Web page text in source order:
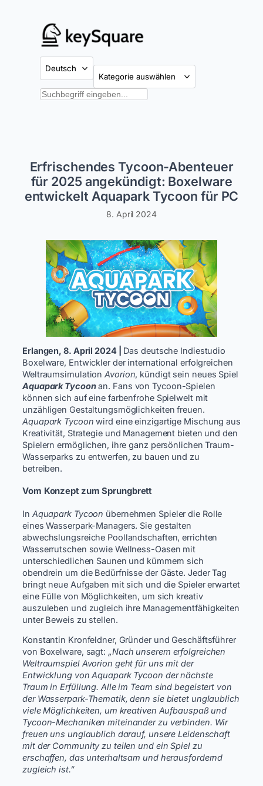
Suchen
Erfrischendes Tycoon-Abenteuer
für 2025 angekündigt: Boxelware
entwickelt Aquapark Tycoon für PC
8. April 2024
Erlangen, 8. April 2024 |
Das deutsche Indiestudio
Boxelware, Entwickler der international erfolgreichen
WeltraumsimulationAvorion, kündigt sein neues Spiel
Aquapark Tycoonan. Fans von Tycoon-Spielen
können sich auf eine farbenfrohe Spielwelt mit
unzähligen Gestaltungsmöglichkeiten freuen.
Aquapark Tycoonwird eine einzigartige Mischung aus
Kreativität, Strategie und Management bieten und den
Spielern ermöglichen, ihre ganz persönlichen Traum-
Wasserparks zu entwerfen, zu bauen und zu
betreiben.
Vom Konzept zum Sprungbrett
In Aquapark Tycoon übernehmen Spieler die Rolle
eines Wasserpark-Managers. Sie gestalten
abwechslungsreiche Poollandschaften, errichten
Wasserrutschen sowie Wellness-Oasen mit
unterschiedlichen Saunen und kümmern sich
obendrein um die Bedürfnisse der Gäste. Jeder Tag
bringt neue Aufgaben mit sich und die Spieler erwartet
eine Fülle von Möglichkeiten, um sich kreativ
auszuleben und zugleich ihre Managementfähigkeiten
unter Beweis zu stellen.
Konstantin Kronfeldner, Gründer und Geschäftsführer
von Boxelware, sagt: „Nach unserem erfolgreichen
Weltraumspiel Avorion geht für uns mit der
Entwicklung von Aquapark Tycoon der nächste
Traum in Erfüllung. Alle im Team sind begeistert von
der Wasserpark-Thematik, denn sie bietet unglaublich
viele Möglichkeiten, um kreativen Aufbauspaß und
Tycoon-Mechaniken miteinander zu verbinden. Wir
freuen uns unglaublich darauf, unsere Leidenschaft
mit der Community zu teilen und ein Spiel zu
erschaffen, das unterhaltsam und herausfordernd
zugleich ist.”